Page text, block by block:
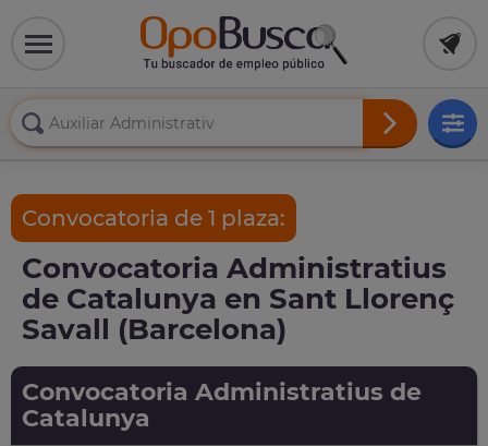
Convocatoria de 1 plaza:
Convocatoria Administratius
de Catalunya en Sant Llorenç
Savall (Barcelona)
Convocatoria Administratius de
Catalunya